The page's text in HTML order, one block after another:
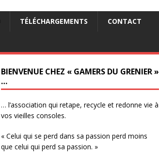
TÉLÉCHARGEMENTS CONTACT
BIENVENUE CHEZ « GAMERS DU GRENIER »
…
… l’association qui retape, recycle et redonne vie à
vos vieilles consoles.
« Celui qui se perd dans sa passion perd moins
que celui qui perd sa passion. »